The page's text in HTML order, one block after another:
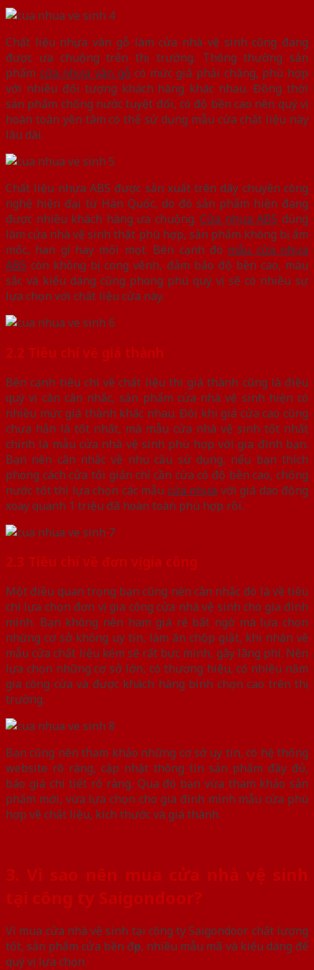
Chất liệu nhựa vân gỗ làm cửa nhà vệ sinh cũng đang
được ưa chuộng trên thị trường. Thông thường sản
phẩm cửa nhựa vân gỗ có mức giá phải chăng, phù hợp
với nhiều đối tượng khách hàng khác nhau. Đồng thời
sản phẩm chống nước tuyệt đối, có độ bền cao nên quý vị
hoàn toàn yên tâm có thể sử dụng mẫu cửa chất liệu này
lâu dài.
Chất liệu nhựa ABS được sản xuất trên dây chuyền công
nghệ hiện đại từ Hàn Quốc, do đó sản phẩm hiện đang
được nhiều khách hàng ưa chuộng.Cửa nhựa ABS dùng
làm cửa nhà vệ sinh thật phù hợp, sản phẩm không bị ẩm
mốc, han gỉ hay mối mọt. Bên cạnh đó mẫu cửa nhựa
ABS còn không bị cong vênh, đảm bảo độ bền cao, màu
sắc và kiểu dáng cũng phong phú quý vị sẽ có nhiều sự
lựa chọn với chất liệu cửa này.
2.2 Tiêu chí về giá thành
Bên cạnh tiêu chí về chất liệu thì giá thành cũng là điều
quý vị cần cân nhắc, sản phẩm cửa nhà vệ sinh hiện có
nhiều mức giá thành khác nhau. Đôi khi giá cửa cao cũng
chưa hẳn là tốt nhất, mà mẫu cửa nhà vệ sinh tốt nhất
chính là mẫu cửa nhà vệ sinh phù hợp với gia đình bạn.
Bạn nên cân nhắc về nhu cầu sử dụng, nếu bạn thích
phong cách cửa tối giản chỉ cần cửa có độ bền cao, chống
nước tốt thì lựa chọn các mẫu cửa nhựa với giá dao động
xoay quanh 1 triệu đã hoàn toàn phù hợp rồi.
2.3 Tiêu chí về đơn vị gia công
Một điều quan trọng bạn cũng nên cân nhắc đó là về tiêu
chí lựa chọn đơn vị gia công cửa nhà vệ sinh cho gia đình
mình. Bạn không nên ham giá rẻ bất ngờ mà lựa chọn
những cơ sở không uy tín, làm ăn chộp giật, khi nhận về
mẫu cửa chất liệu kém sẽ rất bực mình, gây lãng phí. Nên
lựa chọn những cơ sở lớn, có thương hiệu, có nhiều năm
gia công cửa và được khách hàng bình chọn cao trên thị
trường.
Bạn cũng nên tham khảo những cơ sở uy tín, có hệ thống
website rõ ràng, cập nhật thông tin sản phẩm đầy đủ,
báo giá chi tiết rõ ràng. Qua đó bạn vừa tham khảo sản
phẩm mới, vừa lựa chọn cho gia đình mình mẫu cửa phù
hợp về chất liệu, kích thước và giá thành.
3. Vì sao nên mua cửa nhà vệ sinh
tại công ty Saigondoor?
Vì mua cửa nhà vệ sinh tại công ty Saigondoor chất lượng
tốt, sản phẩm cửa bền đẹp, nhiều mẫu mã và kiểu dáng để
quý vị lựa chọn.